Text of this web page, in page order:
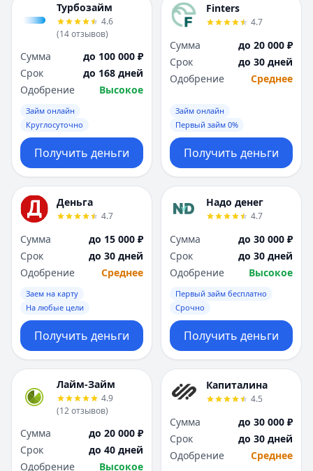
Турбозайм
4.6
(14отзывов)
Сумма
до 100 000 ₽
Срок
до 168 дней
Одобрение
Высокое
Займ онлайн
Круглосуточно
Получить деньги
Finters
4.7
Сумма
до 20 000 ₽
Срок
до 30 дней
Одобрение
Среднее
Займ онлайн
Первый займ 0%
Получить деньги
Деньга
4.7
Сумма
до 15 000 ₽
Срок
до 30 дней
Одобрение
Среднее
Заем на карту
На любые цели
Получить деньги
Надо денег
4.7
Сумма
до 30 000 ₽
Срок
до 30 дней
Одобрение
Высокое
Первый займ бесплатно
Срочно
Получить деньги
Лайм-Займ
4.9
(12отзывов)
Сумма
до 20 000 ₽
Срок
до 40 дней
Одобрение
Высокое
Капиталина
4.5
Сумма
до 30 000 ₽
Срок
до 30 дней
Одобрение
Среднее